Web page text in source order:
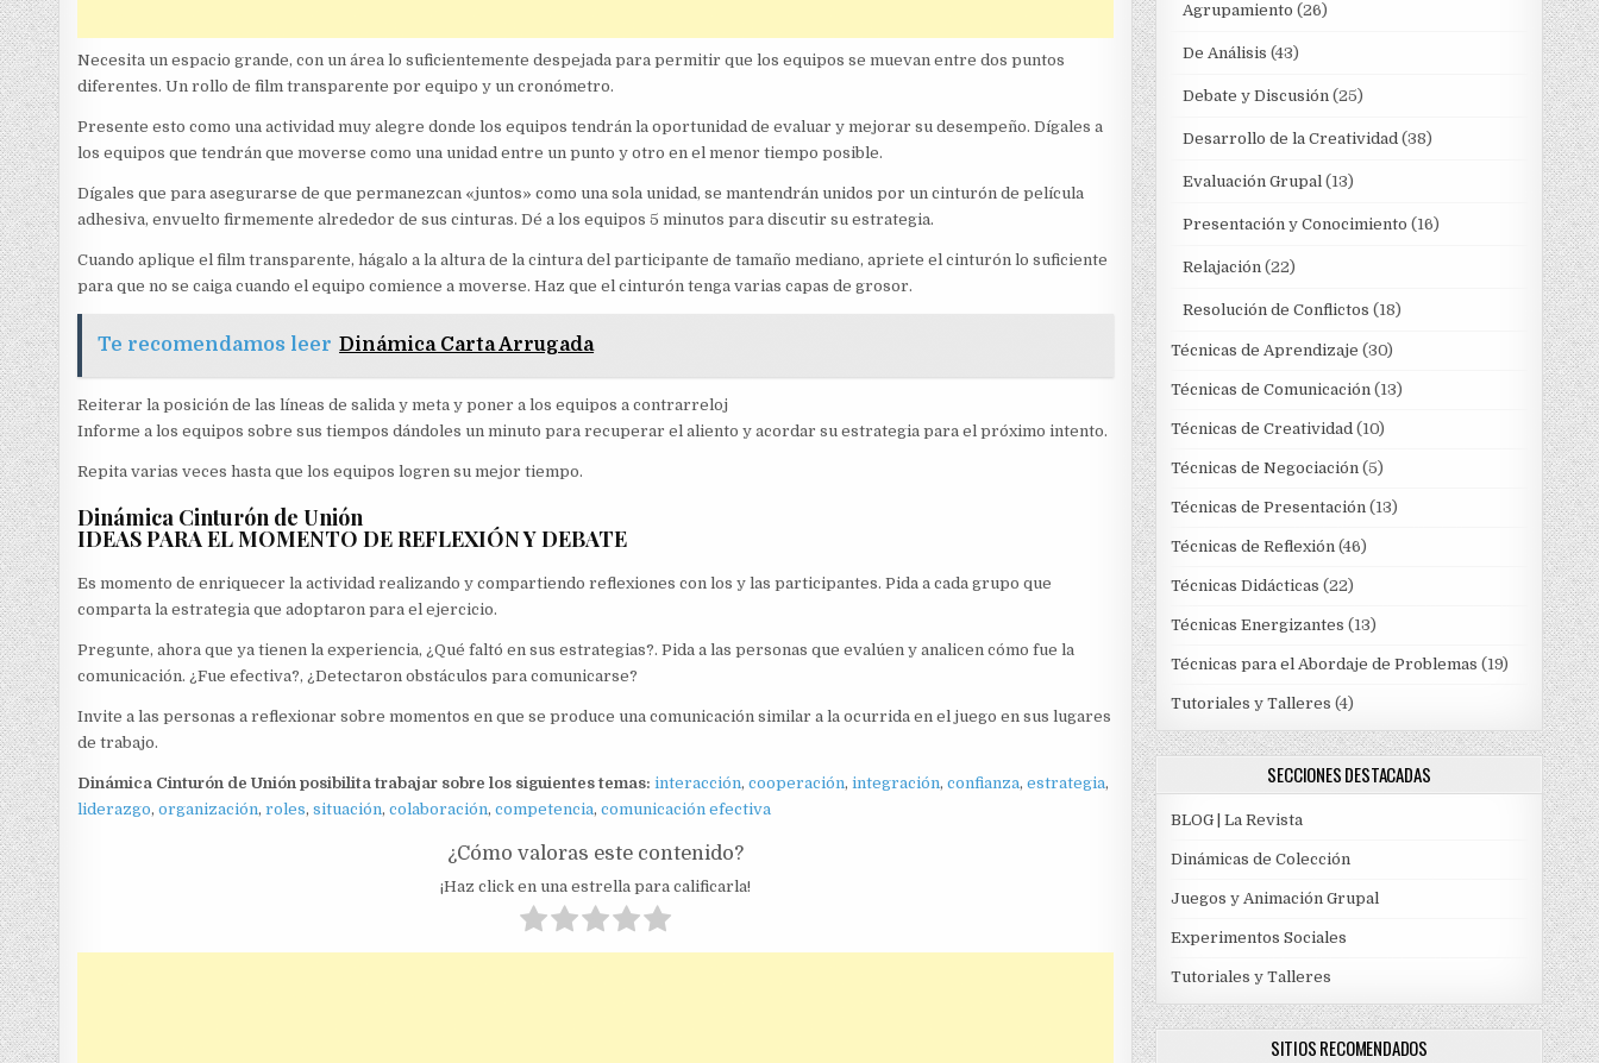
Necesita un espacio grande, con un área lo suficientemente despejada para permitir que los equipos se muevan entre dos puntos
diferentes. Un rollo de film transparente por equipo y un cronómetro.
Presente esto como una actividad muy alegre donde los equipos tendrán la oportunidad de evaluar y mejorar su desempeño. Dígales a
los equipos que tendrán que moverse como una unidad entre un punto y otro en el menor tiempo posible.
Dígales que para asegurarse de que permanezcan «juntos» como una sola unidad, se mantendrán unidos por un cinturón de película
adhesiva, envuelto firmemente alrededor de sus cinturas. Dé a los equipos 5 minutos para discutir su estrategia.
Cuando aplique el film transparente, hágalo a la altura de la cintura del participante de tamaño mediano, apriete el cinturón lo suficiente
para que no se caiga cuando el equipo comience a moverse. Haz que el cinturón tenga varias capas de grosor.
Te recomendamos leer Dinámica Carta Arrugada
Reiterar la posición de las líneas de salida y meta y poner a los equipos a contrarreloj
Informe a los equipos sobre sus tiempos dándoles un minuto para recuperar el aliento y acordar su estrategia para el próximo intento.
Repita varias veces hasta que los equipos logren su mejor tiempo.
Dinámica Cinturón de Unión
IDEAS PARA EL MOMENTO DE REFLEXIÓN Y DEBATE
Es momento de enriquecer la actividad realizando y compartiendo reflexiones con los y las participantes. Pida a cada grupo que
comparta la estrategia que adoptaron para el ejercicio.
Pregunte, ahora que ya tienen la experiencia, ¿Qué faltó en sus estrategias?. Pida a las personas que evalúen y analicen cómo fue la
comunicación. ¿Fue efectiva?, ¿Detectaron obstáculos para comunicarse?
Invite a las personas a reflexionar sobre momentos en que se produce una comunicación similar a la ocurrida en el juego en sus lugares
de trabajo.
Dinámica Cinturón de Unión posibilita trabajar sobre los siguientes temas: interacción,cooperación,integración,confianza,estrategia,
liderazgo,organización,roles,situación,colaboración,competencia,comunicación efectiva
¿Cómo valoras este contenido?
¡Haz click en una estrella para calificarla!
Agrupamiento (26)
De Análisis (43)
Debate y Discusión(25)
Desarrollo de la Creatividad(38)
Evaluación Grupal(13)
Presentación y Conocimiento (16)
Relajación(22)
Resolución de Conflictos (18)
Técnicas de Aprendizaje (30)
Técnicas de Comunicación(13)
Técnicas de Creatividad(10)
Técnicas de Negociación(5)
Técnicas de Presentación(13)
Técnicas de Reflexión(46)
Técnicas Didácticas (22)
Técnicas Energizantes (13)
Técnicas para el Abordaje de Problemas (19)
Tutoriales y Talleres (4)
SECCIONES DESTACADAS
BLOG | La Revista
Dinámicas de Colección
Juegos y Animación Grupal
Experimentos Sociales
Tutoriales y Talleres
SITIOS RECOMENDADOS